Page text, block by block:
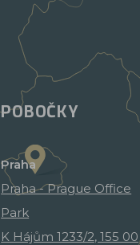
POBOČKY
Praha
Praha - Prague Office
Park
K Hájům 1233/2, 155 00